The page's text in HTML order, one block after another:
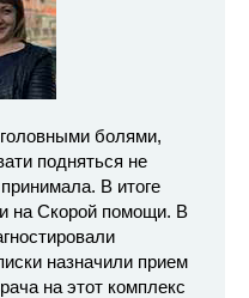
болями,
подняться не
В итоге
на Скорой помощи. В
назначили прием
на этот комплекс